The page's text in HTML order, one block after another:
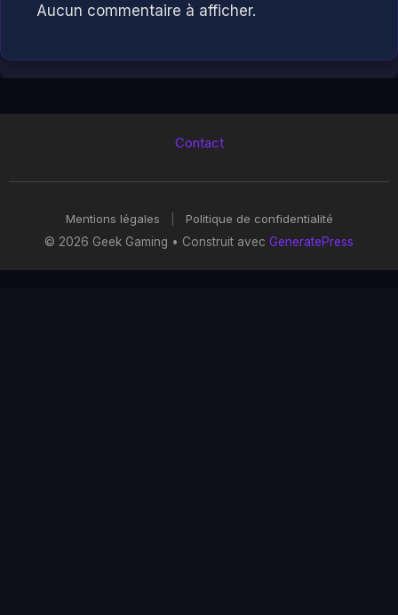
Aucun commentaire à afficher.
Contact
Mentions légales
Politique de confidentialité
© 2026 Geek Gaming • Construit avec GeneratePress